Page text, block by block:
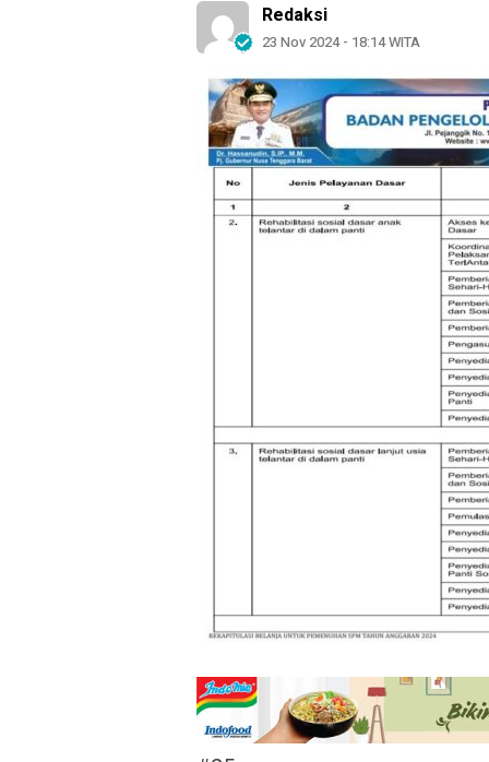
Redaksi
23 Nov 2024 - 18:14 WITA